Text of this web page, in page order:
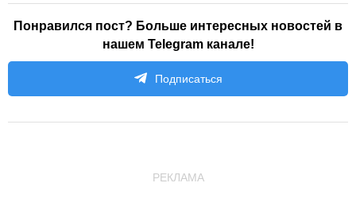
Понравился пост? Больше интересных новостей в
нашем Telegram канале!
Подписаться
РЕКЛАМА